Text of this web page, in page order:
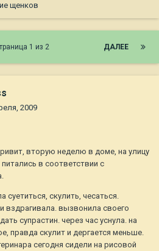
щенков
ДАЛЕЕ
1 из 2
2009
вторую неделю в доме, на улицу
в соответствии с
суетиться, скулить, чесаться.
вздрагивала. вызвонила своего
супрастин. через час уснула. на
правда скулит и дергается меньше.
сегодня сидели на рисовой